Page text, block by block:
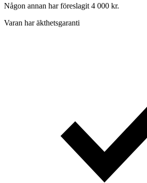
Någon annan har föreslagit 4 000 kr.
Varan har äkthetsgaranti